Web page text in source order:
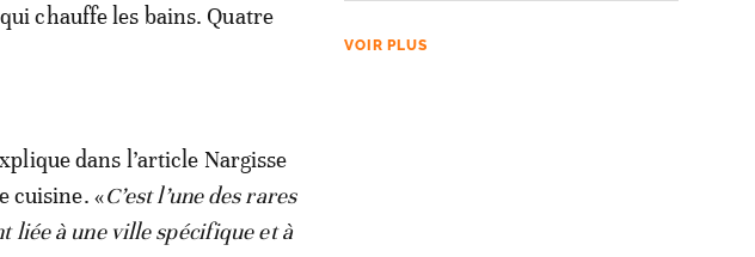
chauffe les bains. Quatre
dans l’article Nargisse
cuisine. «C’est l’une des rares
liée à une ville spécifique et à
VOIR PLUS